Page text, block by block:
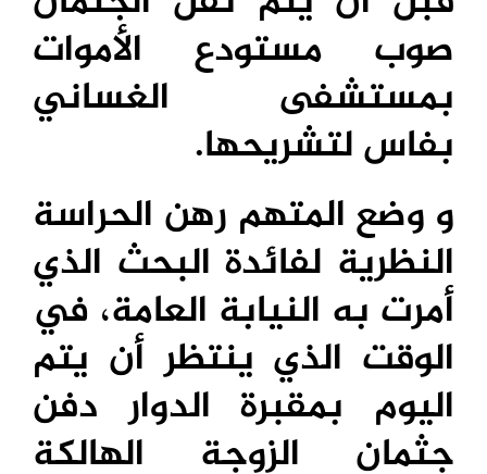
صوب مستودع الأموات
بمستشفى الغساني
بفاس لتشريحها.
و وضع المتهم رهن الحراسة
النظرية لفائدة البحث الذي
أمرت به النيابة العامة، في
الوقت الذي ينتظر أن يتم
اليوم بمقبرة الدوار دفن
جثمان الزوجة الهالكة